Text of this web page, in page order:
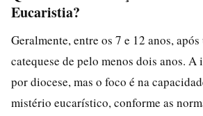
Eucaristia?
Geralmente, entre os 7 e 12 anos,
catequese de pelo menos dois anos. A
por diocese, mas o foco é na
mistério eucarístico, conforme as